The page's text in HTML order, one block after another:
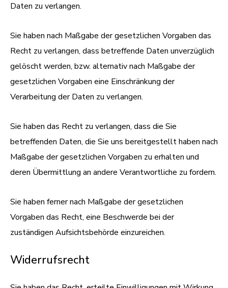
Daten zu verlangen.
Sie haben nach Maßgabe der gesetzlichen Vorgaben das
Recht zu verlangen, dass betreffende Daten unverzüglich
gelöscht werden, bzw. alternativ nach Maßgabe der
gesetzlichen Vorgaben eine Einschränkung der
Verarbeitung der Daten zu verlangen.
Sie haben das Recht zu verlangen, dass die Sie
betreffenden Daten, die Sie uns bereitgestellt haben nach
Maßgabe der gesetzlichen Vorgaben zu erhalten und
deren Übermittlung an andere Verantwortliche zu fordern.
Sie haben ferner nach Maßgabe der gesetzlichen
Vorgaben das Recht, eine Beschwerde bei der
zuständigen Aufsichtsbehörde einzureichen.
Widerrufsrecht